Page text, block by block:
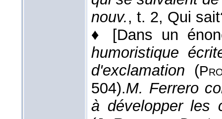
nouv., t. 2, Qui
♦ [Dans un
humoristique
d'exclamation (
504).M. Ferrero
à développer les